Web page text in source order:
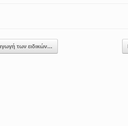
των ειδικών…